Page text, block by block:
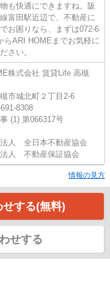
も快適にできますね。阪
富田駅近辺で、不動産に
お困りなら、まずは072-6
らARI HOMEまでお気軽に
さい。
株式会社 賃貸Life 高槻
市城北町２丁目2-6
8308
(1) 第066317号
人 全日本不動産協会
人 不動産保証協会
情報の見方
する(無料)
せする